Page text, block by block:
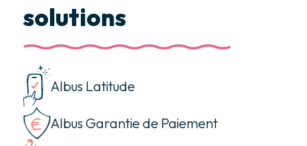
solutions
Albus Latitude
Albus Garantie de Paiement